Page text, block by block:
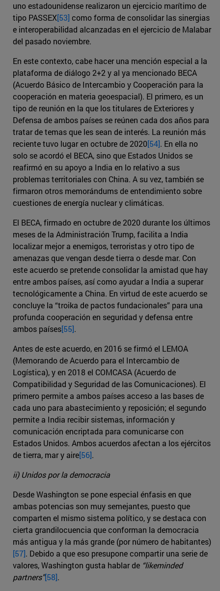
uno estadounidense realizaron un ejercicio marítimo de
tipo PASSEX[53] como forma de consolidar las sinergias
e interoperabilidad alcanzadas en el ejercicio de Malabar
del pasado noviembre.
En este contexto, cabe hacer una mención especial a la
plataforma de diálogo 2+2 y al ya mencionado BECA
(Acuerdo Básico de Intercambio y Cooperación para la
cooperación en materia geoespacial). El primero, es un
tipo de reunión en la que los titulares de Exteriores y
Defensa de ambos países se reúnen cada dos años para
tratar de temas que les sean de interés. La reunión más
reciente tuvo lugar en octubre de 2020[54]. En ella no
solo se acordó el BECA, sino que Estados Unidos se
reafirmó en su apoyo a India en lo relativo a sus
problemas territoriales con China. A su vez, también se
firmaron otros memorándums de entendimiento sobre
cuestiones de energía nuclear y climáticas.
El BECA, firmado en octubre de 2020 durante los últimos
meses de la Administración Trump, facilita a India
localizar mejor a enemigos, terroristas y otro tipo de
amenazas que vengan desde tierra o desde mar. Con
este acuerdo se pretende consolidar la amistad que hay
entre ambos países, así como ayudar a India a superar
tecnológicamente a China. En virtud de este acuerdo se
concluye la “troika de pactos fundacionales” para una
profunda cooperación en seguridad y defensa entre
ambos países[55].
Antes de este acuerdo, en 2016 se firmó el LEMOA
(Memorando de Acuerdo para el Intercambio de
Logística), y en 2018 el COMCASA (Acuerdo de
Compatibilidad y Seguridad de las Comunicaciones). El
primero permite a ambos países acceso a las bases de
cada uno para abastecimiento y reposición; el segundo
permite a India recibir sistemas, información y
comunicación encriptada para comunicarse con
Estados Unidos. Ambos acuerdos afectan a los ejércitos
de tierra, mar y aire[56].
ii) Unidos por la democracia
Desde Washington se pone especial énfasis en que
ambas potencias son muy semejantes, puesto que
comparten el mismo sistema político, y se destaca con
cierta grandilocuencia que conforman la democracia
más antigua y la más grande (por número de habitantes)
[57]. Debido a que eso presupone compartir una serie de
valores, Washington gusta hablar de “likeminded
partners”[58].